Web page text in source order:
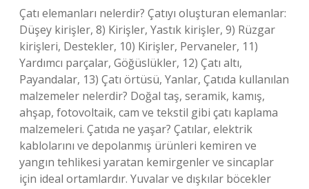
Çatı elemanları nelerdir? Çatıyı oluşturan elemanlar:
Düşey kirişler, 8) Kirişler, Yastık kirişler, 9) Rüzgar
kirişleri, Destekler, 10) Kirişler, Pervaneler, 11)
Yardımcı parçalar, Göğüslükler, 12) Çatı altı,
Payandalar, 13) Çatı örtüsü, Yanlar, Çatıda kullanılan
malzemeler nelerdir? Doğal taş, seramik, kamış,
ahşap, fotovoltaik, cam ve tekstil gibi çatı kaplama
malzemeleri. Çatıda ne yaşar? Çatılar, elektrik
kablolarını ve depolanmış ürünleri kemiren ve
yangın tehlikesi yaratan kemirgenler ve sincaplar
için ideal ortamlardır. Yuvalar ve dışkılar böcekler